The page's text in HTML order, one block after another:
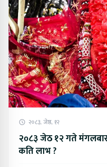
२०८३, जेष्ठ, १२
२०८३ जेठ १२ गते
कति लाभ ?